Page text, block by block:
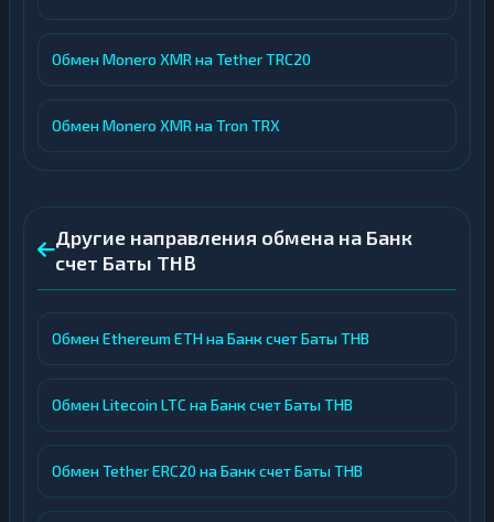
Обмен Monero XMR на Tether TRC20
Обмен Monero XMR на Tron TRX
Другие направления обмена на Банк
счет Баты THB
Обмен Ethereum ETH на Банк счет Баты THB
Обмен Litecoin LTC на Банк счет Баты THB
Обмен Tether ERC20 на Банк счет Баты THB